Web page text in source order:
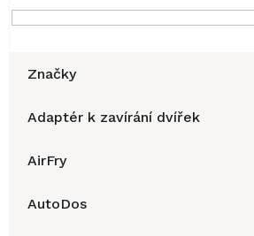
Značky
Adaptér k zavírání dvířek
AirFry
AutoDos